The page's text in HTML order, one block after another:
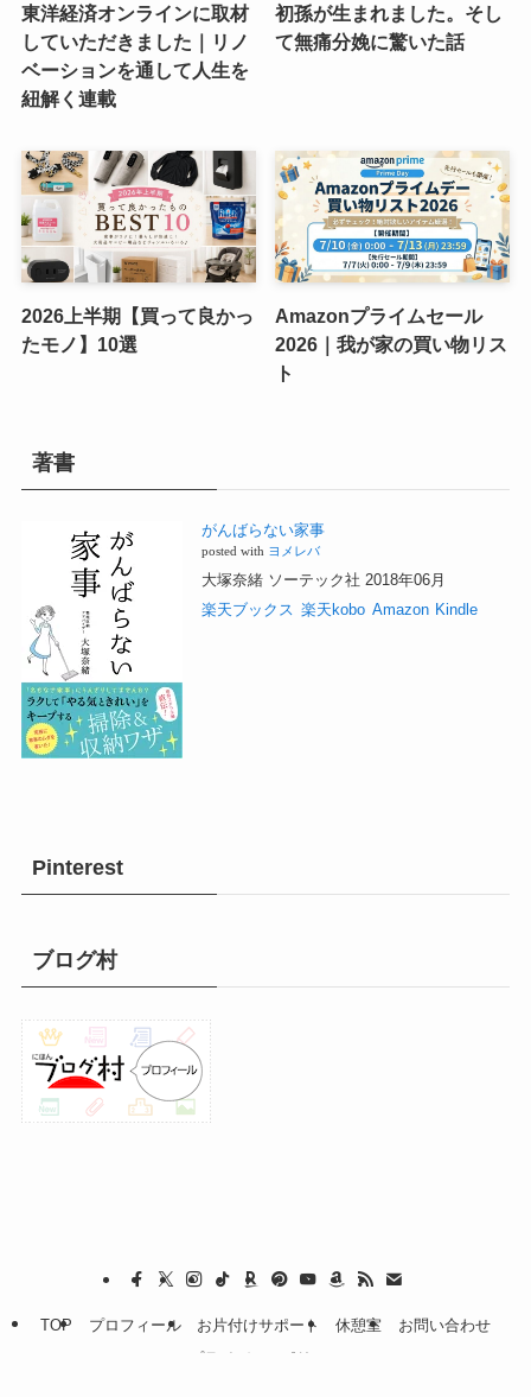
東洋経済オンラインに取材
していただきました｜リノ
ベーションを通して人生を
紐解く連載
初孫が生まれました。そし
て無痛分娩に驚いた話
2026上半期【買って良かっ
たモノ】10選
Amazonプライムセール
2026｜我が家の買い物リス
ト
著書
がんばらない家事
posted with ヨメレバ
大塚奈緒 ソーテック社 2018年06月
楽天ブックス 楽天kobo Amazon Kindle
Pinterest
ブログ村
TOP プロフィール お片付けサポート 休憩室
お問い合わせ
プライバシーポリシー